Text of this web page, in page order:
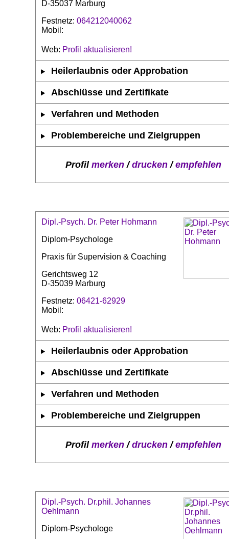
D-35037 Marburg
Festnetz: 064212040062
Mobil:
Web: Profil aktualisieren!
Heilerlaubnis oder Approbation
Abschlüsse und Zertifikate
Verfahren und Methoden
Problembereiche und Zielgruppen
Profil merken/drucken/empfehlen
Dipl.-Psych. Dr. Peter Hohmann
Diplom-Psychologe
Praxis für Supervision & Coaching
Gerichtsweg 12
D-35039 Marburg
Festnetz: 06421-62929
Mobil:
Web: Profil aktualisieren!
Heilerlaubnis oder Approbation
Abschlüsse und Zertifikate
Verfahren und Methoden
Problembereiche und Zielgruppen
Profil merken/drucken/empfehlen
Dipl.-Psych. Dr.phil. Johannes
Oehlmann
Diplom-Psychologe